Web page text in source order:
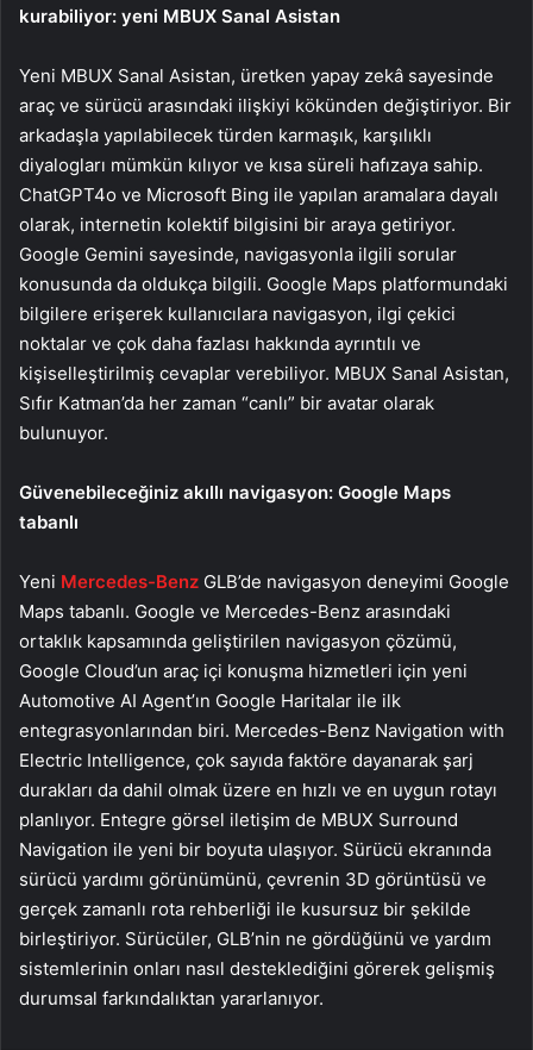
kurabiliyor: yeni MBUX Sanal Asistan
Yeni MBUX Sanal Asistan, üretken yapay zekâ sayesinde
araç ve sürücü arasındaki ilişkiyi kökünden değiştiriyor. Bir
arkadaşla yapılabilecek türden karmaşık, karşılıklı
diyalogları mümkün kılıyor ve kısa süreli hafızaya sahip.
ChatGPT4o ve Microsoft Bing ile yapılan aramalara dayalı
olarak, internetin kolektif bilgisini bir araya getiriyor.
Google Gemini sayesinde, navigasyonla ilgili sorular
konusunda da oldukça bilgili. Google Maps platformundaki
bilgilere erişerek kullanıcılara navigasyon, ilgi çekici
noktalar ve çok daha fazlası hakkında ayrıntılı ve
kişiselleştirilmiş cevaplar verebiliyor. MBUX Sanal Asistan,
Sıfır Katman’da her zaman “canlı” bir avatar olarak
bulunuyor.
Güvenebileceğiniz akıllı navigasyon: Google Maps
tabanlı
Yeni Mercedes-Benz GLB’de navigasyon deneyimi Google
Maps tabanlı. Google ve Mercedes-Benz arasındaki
ortaklık kapsamında geliştirilen navigasyon çözümü,
Google Cloud’un araç içi konuşma hizmetleri için yeni
Automotive AI Agent’ın Google Haritalar ile ilk
entegrasyonlarından biri. Mercedes-Benz Navigation with
Electric Intelligence, çok sayıda faktöre dayanarak şarj
durakları da dahil olmak üzere en hızlı ve en uygun rotayı
planlıyor. Entegre görsel iletişim de MBUX Surround
Navigation ile yeni bir boyuta ulaşıyor. Sürücü ekranında
sürücü yardımı görünümünü, çevrenin 3D görüntüsü ve
gerçek zamanlı rota rehberliği ile kusursuz bir şekilde
birleştiriyor. Sürücüler, GLB’nin ne gördüğünü ve yardım
sistemlerinin onları nasıl desteklediğini görerek gelişmiş
durumsal farkındalıktan yararlanıyor.